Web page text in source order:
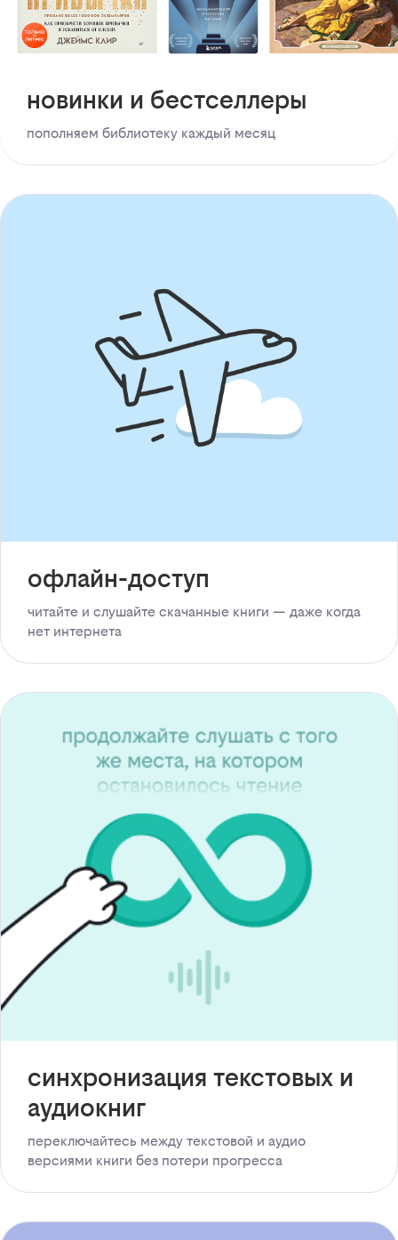
новинки и бестселлеры
пополняем библиотеку каждый месяц
офлайн-доступ
читайте и слушайте скачанные книги — даже когда
нет интернета
синхронизация текстовых и
аудиокниг
переключайтесь между текстовой и аудио
версиями книги без потери прогресса